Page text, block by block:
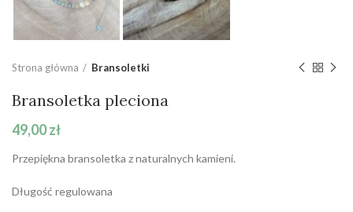
Strona główna Bransoletki
Bransoletka pleciona
49,00zł
Przepiękna bransoletka z naturalnych kamieni.
Długość regulowana